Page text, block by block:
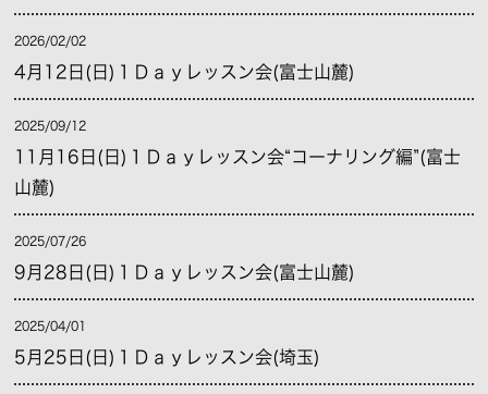
2026/02/02
4月12日(日)１Ｄａｙレッスン会(富士山麓)
2025/09/12
11月16日(日)１Ｄａｙレッスン会“コーナリング編”(富士
山麓)
2025/07/26
9月28日(日)１Ｄａｙレッスン会(富士山麓)
2025/04/01
5月25日(日)１Ｄａｙレッスン会(埼玉)